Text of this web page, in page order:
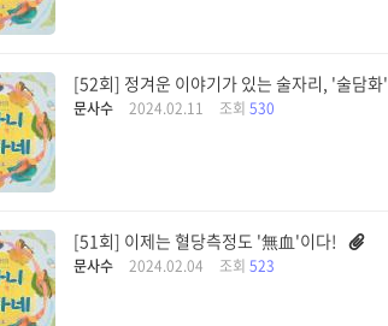
[52회] 정겨운 이야기가 있는 술자리, '술담화'
문사수 2024.02.11 조회 530
[51회] 이제는 혈당측정도 '無血'이다!
문사수 2024.02.04 조회 523